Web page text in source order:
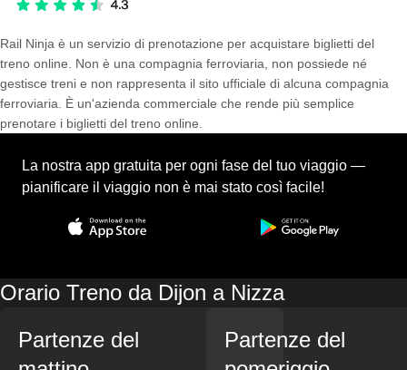
Rail Ninja è un servizio di prenotazione per acquistare biglietti del
treno online. Non è una compagnia ferroviaria, non possiede né
gestisce treni e non rappresenta il sito ufficiale di alcuna compagnia
ferroviaria. È un'azienda commerciale che rende più semplice
prenotare i biglietti del treno online.
La nostra app gratuita per ogni fase del tuo viaggio —
pianificare il viaggio non è mai stato così facile!
Orario Treno da Dijon a Nizza
Partenze del
Partenze del